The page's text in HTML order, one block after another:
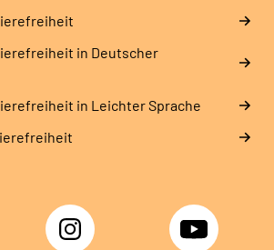
in Deutscher
in Leichter Sprache
Instagram YouTube